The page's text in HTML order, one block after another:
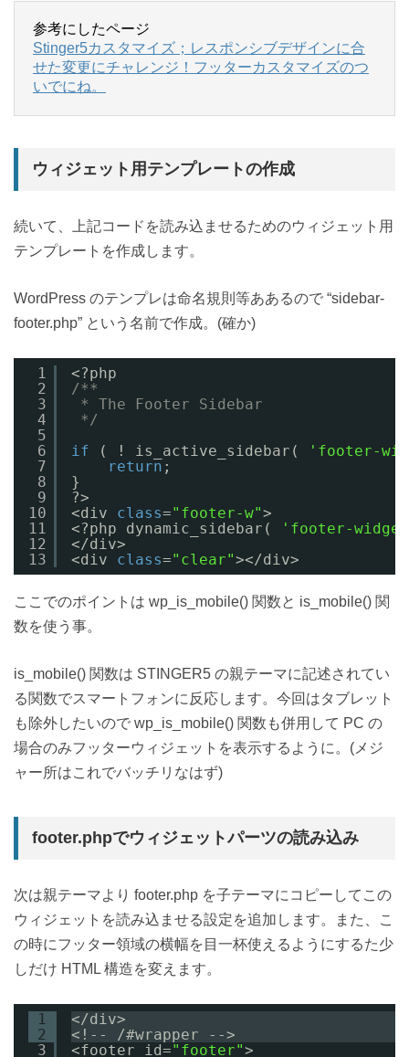
参考にしたページ
Stinger5カスタマイズ；レスポンシブデザインに合
せた変更にチャレンジ！フッターカスタマイズのつ
いでにね。
ウィジェット用テンプレートの作成
続いて、上記コードを読み込ませるためのウィジェット用
テンプレートを作成します。
WordPress のテンプレは命名規則等ああるので “sidebar-
footer.php” という名前で作成。(確か)
1
2
3
4
5
6
7
8
9
10
11
12
13
<?php
/**
* The Footer Sidebar
*/
if
( ! is_active_sidebar(
'footer-
return ;
}
?>
<div class="footer-w">
<?php dynamic_sidebar(
'footer-
</div>
<div class="clear"></div>
ここでのポイントは wp_is_mobile() 関数と is_mobile() 関
数を使う事。
is_mobile() 関数は STINGER5 の親テーマに記述されてい
る関数でスマートフォンに反応します。今回はタブレット
も除外したいので wp_is_mobile() 関数も併用して PC の
場合のみフッターウィジェットを表示するように。(メジ
ャー所はこれでバッチリなはず)
footer.phpでウィジェットパーツの読み込み
次は親テーマより footer.php を子テーマにコピーしてこの
ウィジェットを読み込ませる設定を追加します。また、こ
の時にフッター領域の横幅を目一杯使えるようにするた少
しだけ HTML 構造を変えます。
1
2
3
</div>
<!-- /#wrapper -->
<footer id="footer">